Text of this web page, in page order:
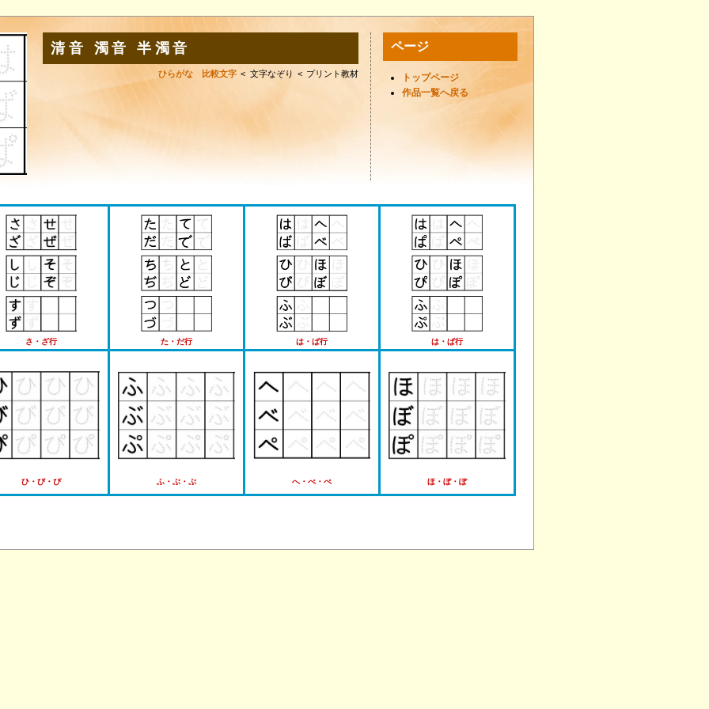
清音 濁音 半濁音
ひらがな 比較文字 文字なぞり プリント教材
ページ
トップページ
作品一覧へ戻る
さ・ざ行 た・だ行 は・ば行 は・ぱ行
ひ・び・ぴ ふ・ぶ・ぷ へ・べ・ぺ ほ・ぼ・ぽ